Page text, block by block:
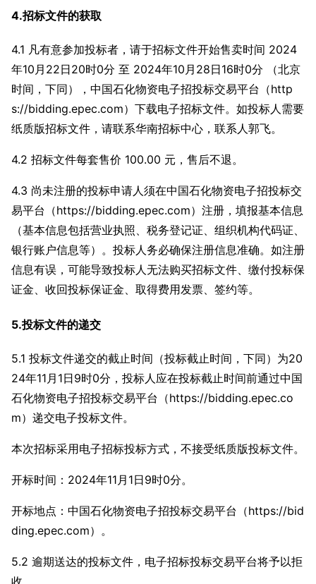
4.招标文件的获取
4.1 凡有意参加投标者，请于招标文件开始售卖时间 2024
年10月22日20时0分 至 2024年10月28日16时0分 （北京
时间，下同），中国石化物资电子招投标交易平台（http
s://bidding.epec.com）下载电子招标文件。如投标人需要
纸质版招标文件，请联系华南招标中心，联系人郭飞。
4.2 招标文件每套售价 100.00 元，售后不退。
4.3 尚未注册的投标申请人须在中国石化物资电子招投标交
易平台（https://bidding.epec.com）注册，填报基本信息
（基本信息包括营业执照、税务登记证、组织机构代码证、
银行账户信息等）。投标人务必确保注册信息准确。如注册
信息有误，可能导致投标人无法购买招标文件、缴付投标保
证金、收回投标保证金、取得费用发票、签约等。
5.投标文件的递交
5.1 投标文件递交的截止时间（投标截止时间，下同）为20
24年11月1日9时0分，投标人应在投标截止时间前通过中国
石化物资电子招投标交易平台（https://bidding.epec.co
m）递交电子投标文件。
本次招标采用电子招标投标方式，不接受纸质版投标文件。
开标时间：2024年11月1日9时0分。
开标地点：中国石化物资电子招投标交易平台（https://bid
ding.epec.com）。
5.2 逾期送达的投标文件，电子招标投标交易平台将予以拒